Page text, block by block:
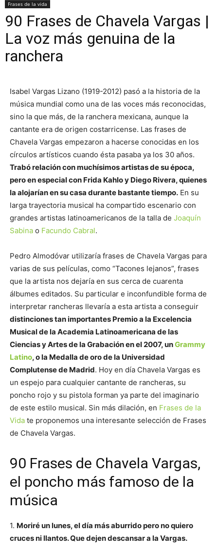
Frases de la vida
90 Frases de Chavela Vargas |
La voz más genuina de la
ranchera
Isabel Vargas Lizano (1919-2012) pasó a la historia de la
música mundial como una de las voces más reconocidas,
sino la que más, de la ranchera mexicana, aunque la
cantante era de origen costarricense. Las frases de
Chavela Vargas empezaron a hacerse conocidas en los
círculos artísticos cuando ésta pasaba ya los 30 años.
Trabó relación con muchísimos artistas de su época,
pero en especial con Frida Kahlo y Diego Rivera, quienes
la alojarían en su casa durante bastante tiempo. En su
larga trayectoria musical ha compartido escenario con
grandes artistas latinoamericanos de la talla de Joaquín
Sabina o Facundo Cabral.
Pedro Almodóvar utilizaría frases de Chavela Vargas para
varias de sus películas, como “Tacones lejanos”, frases
que la artista nos dejaría en sus cerca de cuarenta
álbumes editados. Su particular e inconfundible forma de
interpretar rancheras llevaría a esta artista a conseguir
distinciones tan importantes Premio a la Excelencia
Musical de la Academia Latinoamericana de las
Ciencias y Artes de la Grabación en el 2007, unGrammy
Latino, o la Medalla de oro de la Universidad
Complutense de Madrid. Hoy en día Chavela Vargas es
un espejo para cualquier cantante de rancheras, su
poncho rojo y su pistola forman ya parte del imaginario
de este estilo musical. Sin más dilación, en Frases de la
Vida te proponemos una interesante selección de Frases
de Chavela Vargas.
90 Frases de Chavela Vargas,
el poncho más famoso de la
música
1. Moriré un lunes, el día más aburrido pero no quiero
cruces ni llantos. Que dejen descansar a la Vargas.